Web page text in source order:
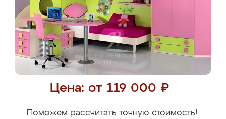
Цена: от 119 000 ₽
Поможем рассчитать точную стоимость!